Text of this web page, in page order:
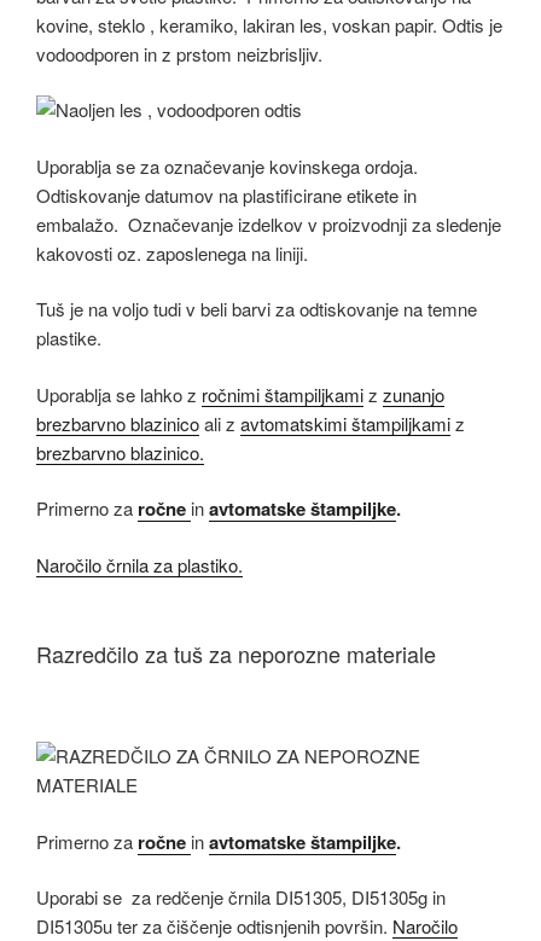
kovine, steklo , keramiko, lakiran les, voskan papir. Odtis je
vodoodporen in z prstom neizbrisljiv.
Uporablja se za označevanje kovinskega ordoja.
Odtiskovanje datumov na plastificirane etikete in
embalažo. Označevanje izdelkov v proizvodnji za sledenje
kakovosti oz. zaposlenega na liniji.
Tuš je na voljo tudi v beli barvi za odtiskovanje na temne
plastike.
Uporablja se lahko z ročnimi štampiljkamiz zunanjo
brezbarvno blazinicoali z avtomatskimi štampiljkamiz
brezbarvno blazinico.
Primerno za ročne inavtomatske štampiljke.
Naročilo črnila za plastiko.
Razredčilo za tuš za neporozne materiale
Primerno za ročne inavtomatske štampiljke.
Uporabi se za redčenje črnila DI51305, DI51305g in
DI51305u ter za čiščenje odtisnjenih površin. Naročilo